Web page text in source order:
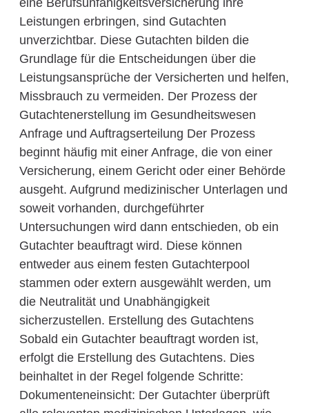
eine Berufsunfähigkeitsversicherung ihre
Leistungen erbringen, sind Gutachten
unverzichtbar. Diese Gutachten bilden die
Grundlage für die Entscheidungen über die
Leistungsansprüche der Versicherten und helfen,
Missbrauch zu vermeiden. Der Prozess der
Gutachtenerstellung im Gesundheitswesen
Anfrage und Auftragserteilung Der Prozess
beginnt häufig mit einer Anfrage, die von einer
Versicherung, einem Gericht oder einer Behörde
ausgeht. Aufgrund medizinischer Unterlagen und
soweit vorhanden, durchgeführter
Untersuchungen wird dann entschieden, ob ein
Gutachter beauftragt wird. Diese können
entweder aus einem festen Gutachterpool
stammen oder extern ausgewählt werden, um
die Neutralität und Unabhängigkeit
sicherzustellen. Erstellung des Gutachtens
Sobald ein Gutachter beauftragt worden ist,
erfolgt die Erstellung des Gutachtens. Dies
beinhaltet in der Regel folgende Schritte:
Dokumenteneinsicht: Der Gutachter überprüft